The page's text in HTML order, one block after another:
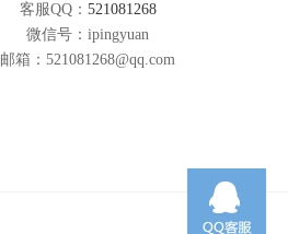
客服QQ： 521081268
微信号： ipingyuan
邮箱： 521081268@qq.com